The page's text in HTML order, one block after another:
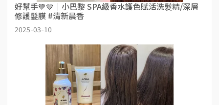
好幫手🧡🤎｜小巴黎 SPA級香水護色賦活洗髮精/深層
修護髮膜 #清新晨香
2025-03-10